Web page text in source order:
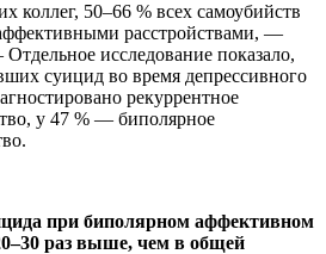
50–66 % всех самоубийств
расстройствами, —
исследование показало,
суицид во время депрессивного
рекуррентное
у 47 % — биполярное
при биполярном аффективном
раз выше, чем в общей